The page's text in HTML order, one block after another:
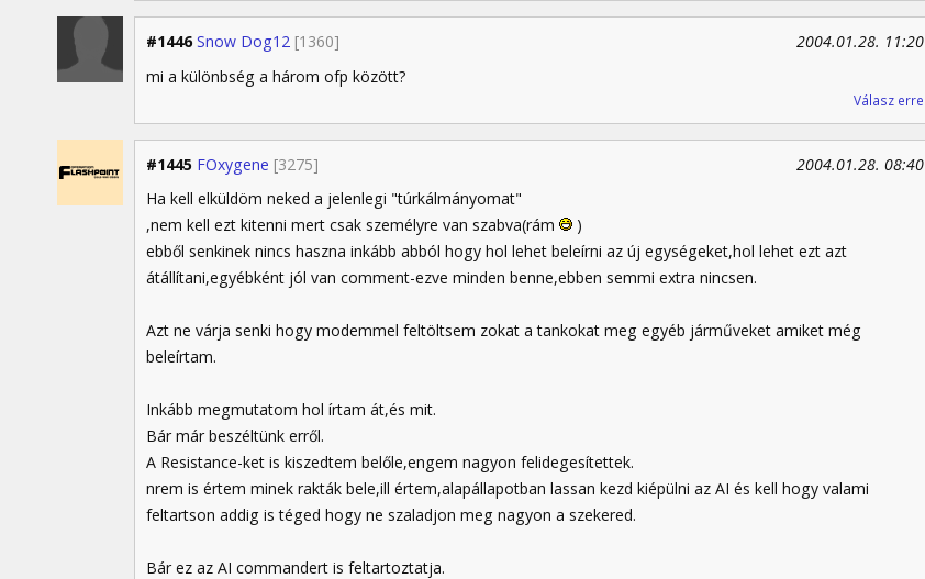
#1446 Snow Dog12 [1360]
2004.01.28. 11:20
mi a különbség a három ofp között?
Válasz erre
#1445 FOxygene [3275]
2004.01.28. 08:40
Ha kell elküldöm neked a jelenlegi "túrkálmányomat"
,nem kell ezt kitenni mert csak személyre van szabva(rám
)
ebből senkinek nincs haszna inkább abból hogy hol lehet beleírni az új egységeket,hol lehet ezt azt
átállítani,egyébként jól van comment-ezve minden benne,ebben semmi extra nincsen.
Azt ne várja senki hogy modemmel feltöltsem zokat a tankokat meg egyéb járműveket amiket még
beleírtam.
Inkább megmutatom hol írtam át,és mit.
Bár már beszéltünk erről.
A Resistance-ket is kiszedtem belőle,engem nagyon felidegesítettek.
nrem is értem minek rakták bele,ill értem,alapállapotban lassan kezd kiépülni az AI és kell hogy valami
feltartson addig is téged hogy ne szaladjon meg nagyon a szekered.
Bár ez az AI commandert is feltartoztatja.